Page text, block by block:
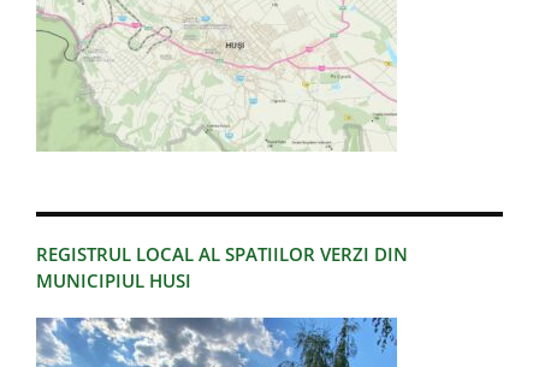
REGISTRUL LOCAL AL SPATIILOR VERZI DIN
MUNICIPIUL HUSI